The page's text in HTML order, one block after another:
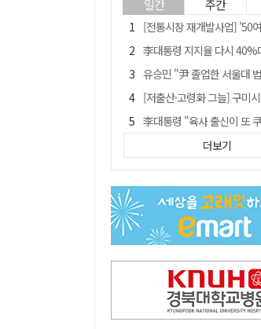
일간 주간
[전통시장 재개발사업] '50여년 역사' 수성시장 자리에 25층
李대통령 지지율 다시 40%대로…20대
유승민 "尹 졸업한 서울대 법대·충암고도 없애야"…
[저출산·고령화 그늘] 구미시 "40만명 사수" 고령
李대통령 "육사 출신이 또 쿠데타 할 수도"…육사 총동
포항에 6천억원 규모 AI 데이터센터
[인사]경상북도
경찰, 홍명보 선임 의혹 수사…대한축구협회
국민 51.9% "李 대통령 재판 재
더보기